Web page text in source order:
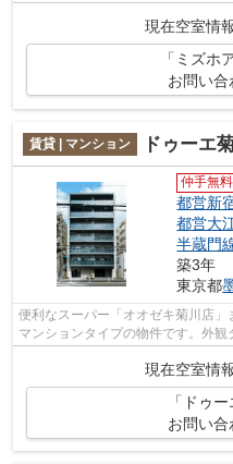
現在空室情
「ミズホ
お問い合
賃貸 | マンション ドゥーエ菊
仲手無料
都営新
都営大
半蔵門
築3年
東京都
便利なスーパー「オオゼキ菊川店
マンションタイプの物件です。外観
ます。建物の共用部にゴミ置き場が
現在空室情
「ドゥ
お問い合